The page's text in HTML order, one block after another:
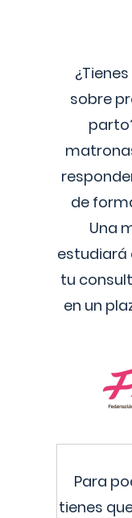
sobre
de
Una
estudiará
tu
en un
Para
tienes